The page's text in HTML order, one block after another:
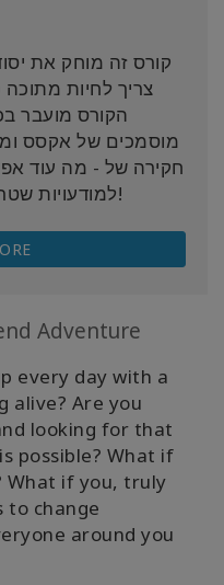
קורס זה מוחק את
צריך לחיות
הקורס מועבר
חקירה של - מה עוד
למודעויות שטרם השתמשת בהן בחיים שלך!
Adventure
every day with a
alive? Are you
looking for that
possible? What if
What if you, truly
to change
around you